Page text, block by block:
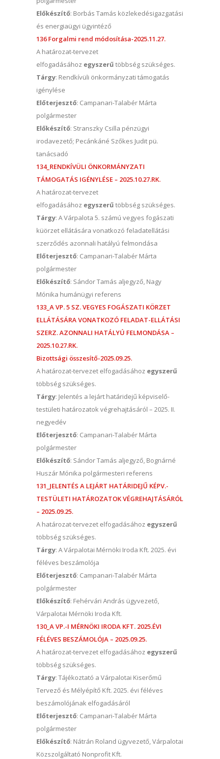
Előkészítő: Borbás Tamás közlekedésigazgatási
és energiaügyi ügyintéző
136 Forgalmi rend módosítása-2025.11.27.
A határozat-tervezet
elfogadásához egyszerű többség szükséges.
Tárgy: Rendkívüli önkormányzati támogatás
igénylése
Előterjesztő: Campanari-Talabér Márta
polgármester
Előkészítő: Stranszky Csilla pénzügyi
irodavezető; Pecánkáné Szőkes Judit pü.
tanácsadó
134_RENDKÍVÜLI ÖNKORMÁNYZATI
TÁMOGATÁS IGÉNYLÉSE – 2025.10.27.RK.
A határozat-tervezet
elfogadásához egyszerű többség szükséges.
Tárgy: A Várpalota 5. számú vegyes fogászati
küörzet ellátására vonatkozó feladatellátási
szerződés azonnali hatályú felmondása
Előterjesztő: Campanari-Talabér Márta
polgármester
Előkészítő: Sándor Tamás aljegyző, Nagy
Mónika humánügyi referens
133_A VP. 5 SZ. VEGYES FOGÁSZATI KÖRZET
ELLÁTÁSÁRA VONATKOZÓ FELADAT-ELLÁTÁSI
SZERZ. AZONNALI HATÁLYÚ FELMONDÁSA –
2025.10.27.RK.
Bizottsági összesítő-2025.09.25.
A határozat-tervezet elfogadásához egyszerű
többség szükséges.
Tárgy: Jelentés a lejárt határidejű képviselő-
testületi határozatok végrehajtásáról – 2025. II.
negyedév
Előterjesztő: Campanari-Talabér Márta
polgármester
Előkészítő: Sándor Tamás aljegyző, Bognárné
Huszár Mónika polgármesteri referens
131_JELENTÉS A LEJÁRT HATÁRIDEJŰ KÉPV.-
TESTÜLETI HATÁROZATOK VÉGREHAJTÁSÁRÓL
– 2025.09.25.
A határozat-tervezet elfogadásához egyszerű
többség szükséges.
Tárgy: A Várpalotai Mérnöki Iroda Kft. 2025. évi
féléves beszámolója
Előterjesztő: Campanari-Talabér Márta
polgármester
Előkészítő: Fehérvári András ügyvezető,
Várpalotai Mérnöki Iroda Kft.
130_A VP.-I MÉRNÖKI IRODA KFT. 2025.ÉVI
FÉLÉVES BESZÁMOLÓJA – 2025.09.25.
A határozat-tervezet elfogadásához egyszerű
többség szükséges.
Tárgy: Tájékoztató a Várpalotai Kiserőmű
Tervező és Mélyépítő Kft. 2025. évi féléves
beszámolójának elfogadásáról
Előterjesztő: Campanari-Talabér Márta
polgármester
Előkészítő: Nátrán Roland ügyvezető, Várpalotai
Közszolgáltató Nonprofit Kft.